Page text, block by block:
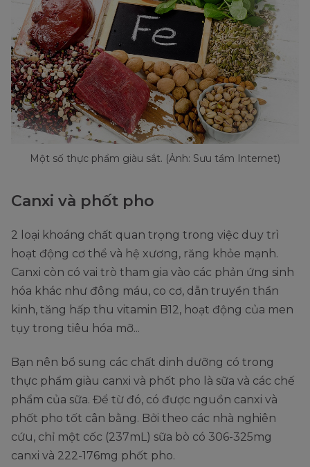
Một số thực phẩm giàu sắt. (Ảnh: Sưu tầm Internet)
Canxi và phốt pho
2 loại khoáng chất quan trọng trong việc duy trì
hoạt động cơ thể và hệ xương, răng khỏe mạnh.
Canxi còn có vai trò tham gia vào các phản ứng sinh
hóa khác như đông máu, co cơ, dẫn truyền thần
kinh, tăng hấp thu vitamin B12, hoạt động của men
tụy trong tiêu hóa mỡ...
Bạn nên bổ sung các chất dinh dưỡng có trong
thực phẩm giàu canxi và phốt pho là sữa và các chế
phẩm của sữa. Để từ đó, có được nguồn canxi và
phốt pho tốt cân bằng. Bởi theo các nhà nghiên
cứu, chỉ một cốc (237mL) sữa bò có 306-325mg
canxi và 222-176mg phốt pho.